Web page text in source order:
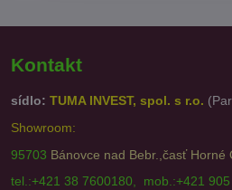
Kontakt
sídlo: TUMA INVEST, spol. s r.o.
Showroom:
95703 Bánovce nad Bebr.,časť Horné
tel.:+421 38 7600180, mob.:+421